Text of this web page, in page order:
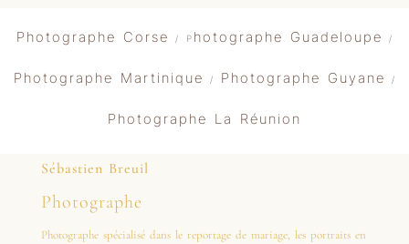
Photographe Corse / P hotographe Guadeloupe /
Photographe Martinique / Photographe Guyane /
Photographe La Réunion
Sébastien Breuil
Photographe
Photographe spécialisé dans le reportage de mariage, les portraits en